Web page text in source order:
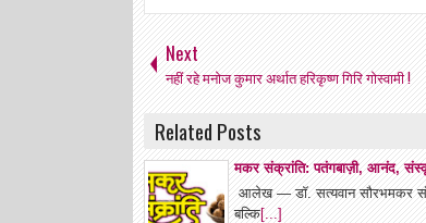
Next
नहीं रहे मनोज कुमार अर्थात हरिकृष्ण गिरि गोस्वामी !
Related Posts
मकर संक्रांति: पतंगबाज़ी, आनंद,
आलेख — डॉ. सत्यवान सौरभमकर
बल्कि[...]